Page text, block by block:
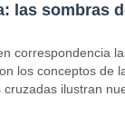
las sombras
correspondencia
los conceptos de
ilustran